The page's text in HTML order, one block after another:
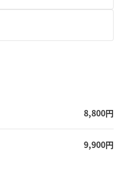
8,800円
9,900円